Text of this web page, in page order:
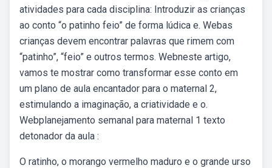
atividades para cada disciplina: Introduzir as crianças
ao conto “o patinho feio” de forma lúdica e. Webas
crianças devem encontrar palavras que rimem com
“patinho”, “feio” e outros termos. Webneste artigo,
vamos te mostrar como transformar esse conto em
um plano de aula encantador para o maternal 2,
estimulando a imaginação, a criatividade e o.
Webplanejamento semanal para maternal 1 texto
detonador da aula :
O ratinho, o morango vermelho maduro e o grande urso